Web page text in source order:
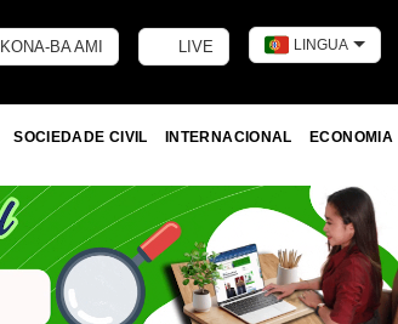
KONA-BA AMI LIVE LINGUA
SOCIEDADE CIVIL INTERNACIONAL ECONOMIA